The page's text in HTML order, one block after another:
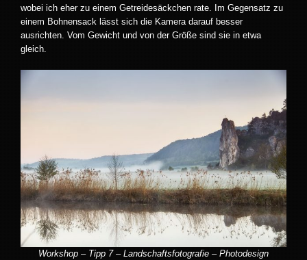
wobei ich eher zu einem Getreidesäckchen rate. Im Gegensatz zu
einem Bohnensack lässt sich die Kamera darauf besser
ausrichten. Vom Gewicht und von der Größe sind sie in etwa
gleich.
Workshop – Tipp 7 – Landschaftsfotografie – Photodesign